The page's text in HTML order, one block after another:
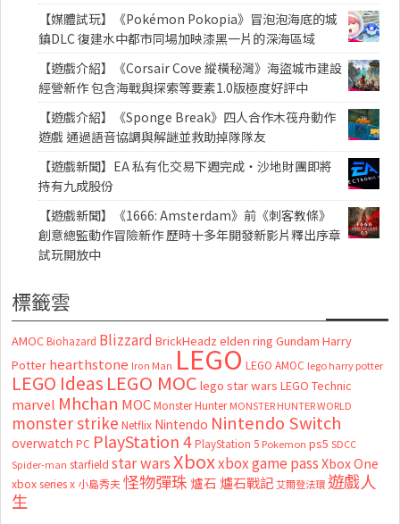
【媒體試玩】《Pokémon Pokopia》冒泡泡海底的城
鎮DLC 復建水中都市同場加映漆黑一片的深海區域
【遊戲介紹】《Corsair Cove 縱橫秘灣》海盜城市建設
經營新作 包含海戰與探索等要素1.0版極度好評中
【遊戲介紹】《Sponge Break》四人合作木筏舟動作
遊戲 通過語音協調與解謎並救助掉隊隊友
【遊戲新聞】EA 私有化交易下週完成・沙地財團即將
持有九成股份
【遊戲新聞】《1666: Amsterdam》前《刺客教條》
創意總監動作冒險新作 歷時十多年開發新影片釋出序章
試玩開放中
標籤雲
AMOC Biohazard Blizzard BrickHeadz elden ring Gundam Harry
Potter hearthstone Iron Man LEGO LEGO AMOC lego harry potter
LEGO Ideas LEGO MOC lego star wars LEGO Technic
marvel Mhchan MOC Monster Hunter MONSTER HUNTER WORLD
monster strike Netflix Nintendo Nintendo Switch
overwatch PC PlayStation 4 PlayStation 5 Pokemon ps5 SDCC
Spider-man starfield star warsXboxxbox game passXbox One
xbox series x 小島秀夫怪物彈珠 爐石 爐石戰記艾爾登法環 遊戲人
生